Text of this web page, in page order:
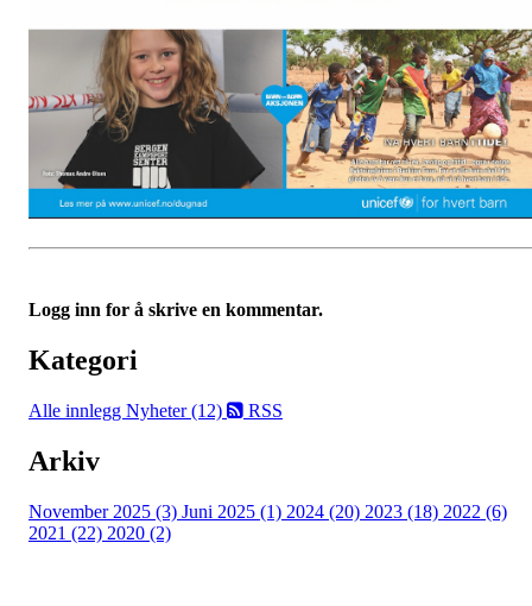
Logg inn for å skrive en kommentar.
Kategori
Alle innlegg Nyheter (12) RSS
Arkiv
November 2025 (3) Juni 2025 (1) 2024 (20) 2023 (18) 2022 (6)
2021 (22) 2020 (2)